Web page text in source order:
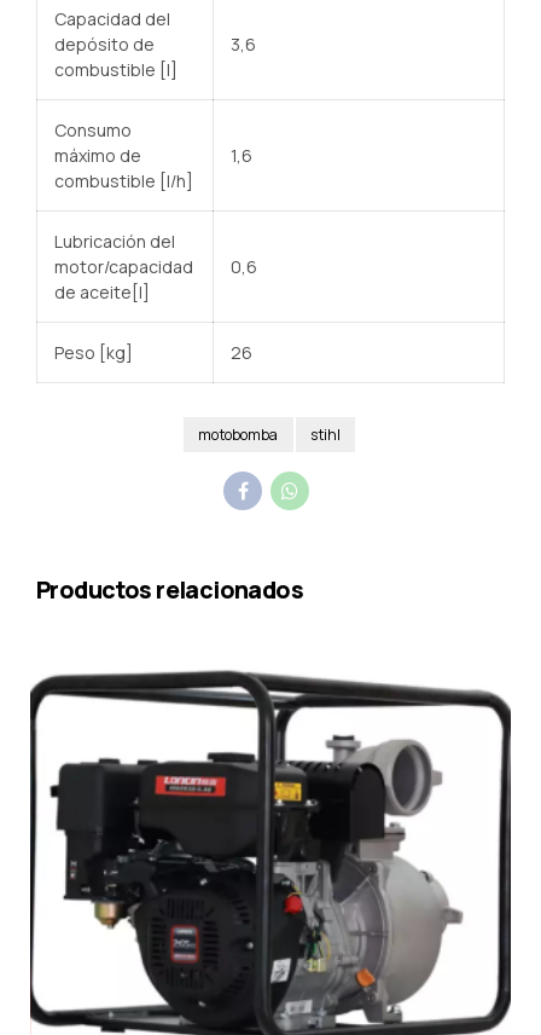
Capacidad del
depósito de
combustible [l]
3,6
Consumo
máximo de
combustible [l/h]
1,6
Lubricación del
motor/capacidad
de aceite [l]
0,6
Peso [kg] 26
motobomba stihl
Productos relacionados